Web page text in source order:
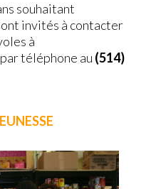
souhaitant
invités à contacter
à
téléphone au (514)